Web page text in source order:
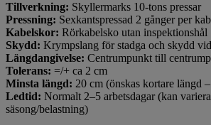
Tillverkning: Skyllermarks 10-tons pressar
Pressning: Sexkantspressad 2 gånger per
Kabelskor: Rörkabelsko utan inspektionshål
Skydd: Krympslang för stadga och skydd
Längdangivelse: Centrumpunkt till
Tolerans: =/+ ca 2 cm
Minsta längd: 20 cm (önskas kortare längd
Ledtid: Normalt 2–5 arbetsdagar (kan
säsong/belastning)